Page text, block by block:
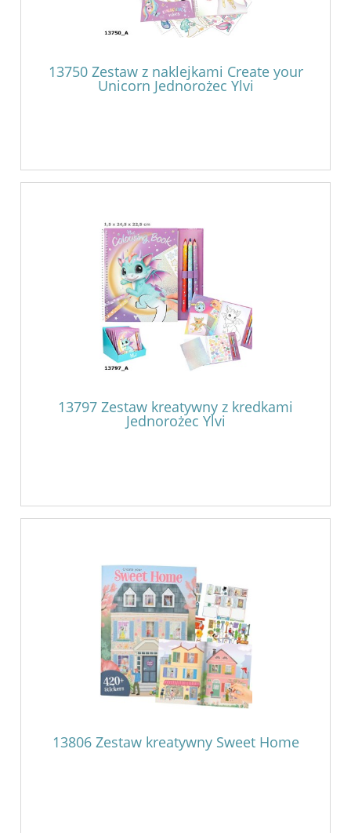
13750 Zestaw z naklejkami Create your
Unicorn Jednorożec Ylvi
13797 Zestaw kreatywny z kredkami
Jednorożec Ylvi
13806 Zestaw kreatywny Sweet Home